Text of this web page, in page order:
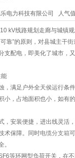
乐电力科技有限公司 人气值
10 kV线路规划走廊与城镇规划
全可靠”的原则，对县城主干
配电，即美化了城市
能
蚀，满足户外全天侯运行条
体积小，占地面积也小
装便捷，进出线灵活
术保障。同时电缆分支箱
。
等环网型负荷开关，在